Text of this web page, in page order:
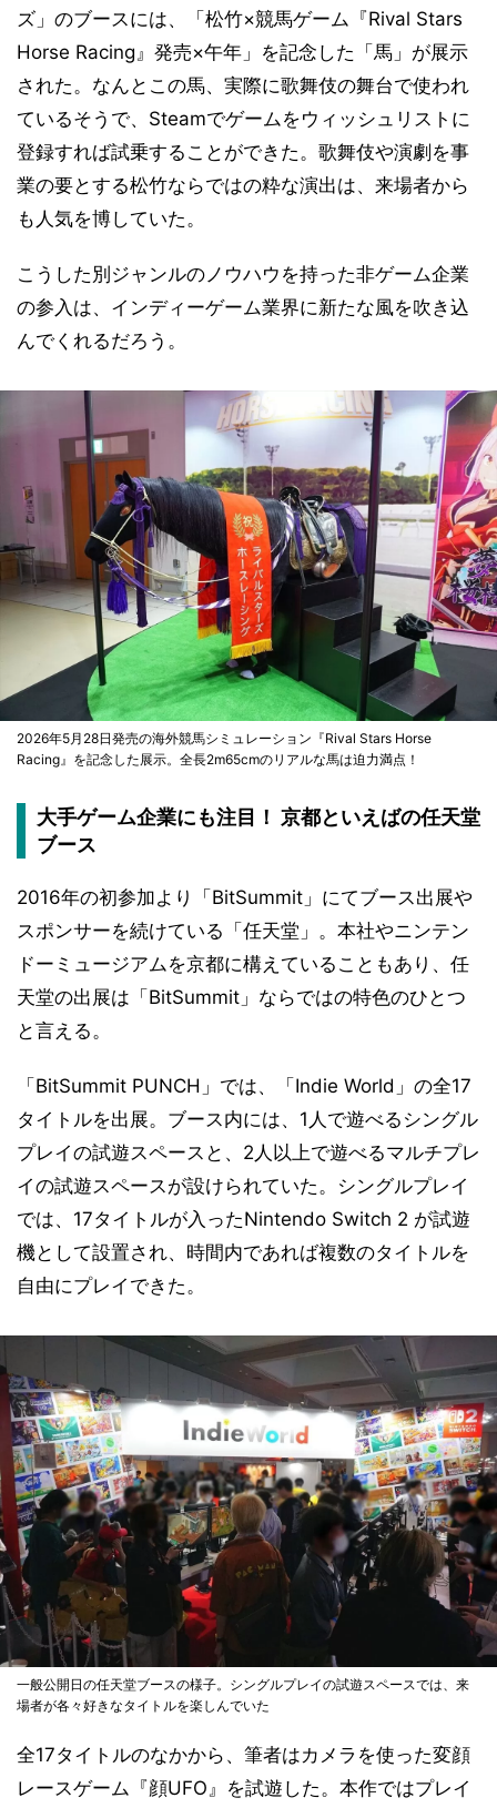
ズ」のブースには、「松竹×競馬ゲーム『Rival Stars
Horse Racing』発売×午年」を記念した「馬」が展示
された。なんとこの馬、実際に歌舞伎の舞台で使われ
ているそうで、Steamでゲームをウィッシュリストに
登録すれば試乗することができた。歌舞伎や演劇を事
業の要とする松竹ならではの粋な演出は、来場者から
も人気を博していた。
こうした別ジャンルのノウハウを持った非ゲーム企業
の参入は、インディーゲーム業界に新たな風を吹き込
んでくれるだろう。
2026年5月28日発売の海外競馬シミュレーション『Rival Stars Horse
Racing』を記念した展示。全長2m65cmのリアルな馬は迫力満点！
大手ゲーム企業にも注目！ 京都といえばの任天堂
ブース
2016年の初参加より「BitSummit」にてブース出展や
スポンサーを続けている「任天堂」。本社やニンテン
ドーミュージアムを京都に構えていることもあり、任
天堂の出展は「BitSummit」ならではの特色のひとつ
と言える。
「BitSummit PUNCH」では、「Indie World」の全17
タイトルを出展。ブース内には、1人で遊べるシングル
プレイの試遊スペースと、2人以上で遊べるマルチプレ
イの試遊スペースが設けられていた。シングルプレイ
では、17タイトルが入ったNintendo Switch 2 が試遊
機として設置され、時間内であれば複数のタイトルを
自由にプレイできた。
一般公開日の任天堂ブースの様子。シングルプレイの試遊スペースでは、来
場者が各々好きなタイトルを楽しんでいた
全17タイトルのなかから、筆者はカメラを使った変顔
レースゲーム『顔UFO』を試遊した。本作ではプレイ